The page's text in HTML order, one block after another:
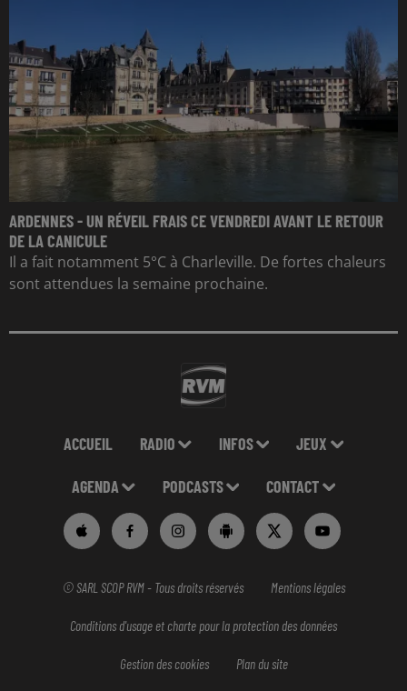
ARDENNES - UN RÉVEIL FRAIS CE VENDREDI AVANT LE RETOUR
DE LA CANICULE
Il a fait notamment 5°C à Charleville. De fortes chaleurs
sont attendues la semaine prochaine.
ACCUEIL RADIO INFOS JEUX
AGENDA PODCASTS CONTACT
© SARL SCOP RVM - Tous droits réservés Mentions légales
Conditions d'usage et charte pour la protection des données
Gestion des cookies Plan du site